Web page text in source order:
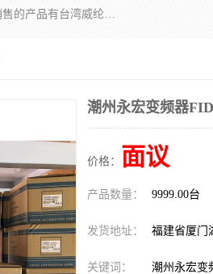
厦门晶鼎自动化科技有限公司是一家具有独立法人资格的高新技术企业；代理销售的产品有台湾威纶触摸屏，魏德米勒全系列，永宏触摸屏,威纶触摸屏,台湾威纶weinview触摸屏,台湾永宏PLC，FATEK,永宏伺服,图儿克总线，施耐德，欧姆龙，西门子，富士变频，K&N蓝系列， BUSSMANN，松下变频器，丹佛斯变频器等。
潮州永宏变频器
价格： 面议
产品数量： 9999.00台
发货地址： 福建省厦门
关键词： 潮州永宏变